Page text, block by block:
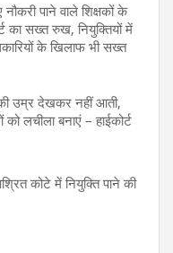
पाने वाले शिक्षकों के
का सख्त रुख, नियुक्तियों में
के खिलाफ भी सख्त
की उम्र देखकर नहीं आती,
लचीला बनाएं – हाईकोर्ट
कोटे में नियुक्ति पाने की